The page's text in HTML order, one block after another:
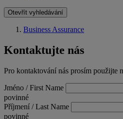
Otevřít vyhledávání
Business Assurance
Kontaktujte nás
Pro kontaktování nás prosím použijte
Jméno / First Name
povinné
Příjmení / Last Name
povinné